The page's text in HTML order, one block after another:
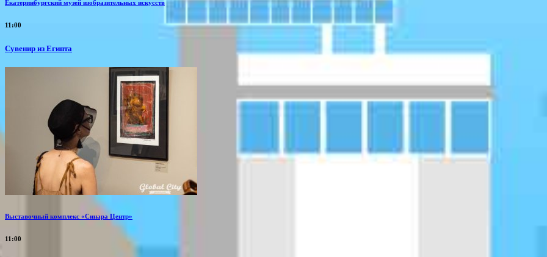
Екатеринбургский музей изобразительных искусств
11:00
Сувенир из Египта
Выставочный комплекс «Синара Центр»
11:00